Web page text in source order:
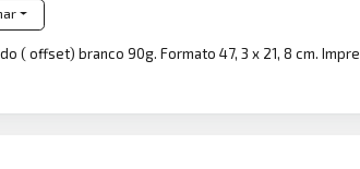
( offset) branco 90g. Formato 47, 3 x 21, 8 cm.